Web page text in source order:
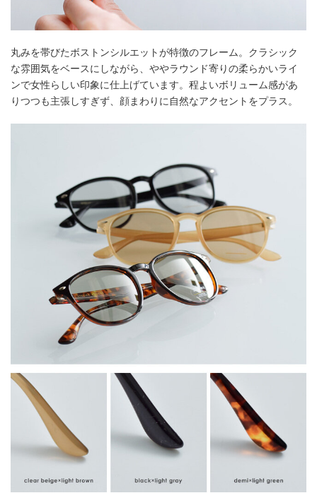
丸みを帯びたボストンシルエットが特徴のフレーム。クラシック
な雰囲気をベースにしながら、ややラウンド寄りの柔らかいライ
ンで女性らしい印象に仕上げています。程よいボリューム感があ
りつつも主張しすぎず、顔まわりに自然なアクセントをプラス。